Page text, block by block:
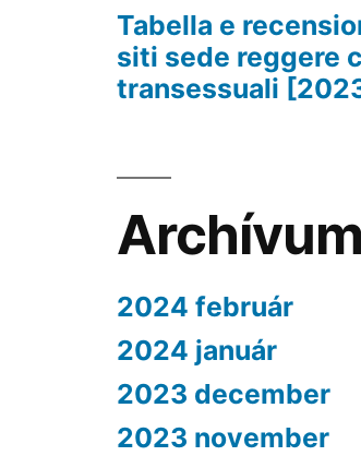
Tabella e
siti sede reggere
transessuali
Archívum
2024 február
2024 január
2023 december
2023 november